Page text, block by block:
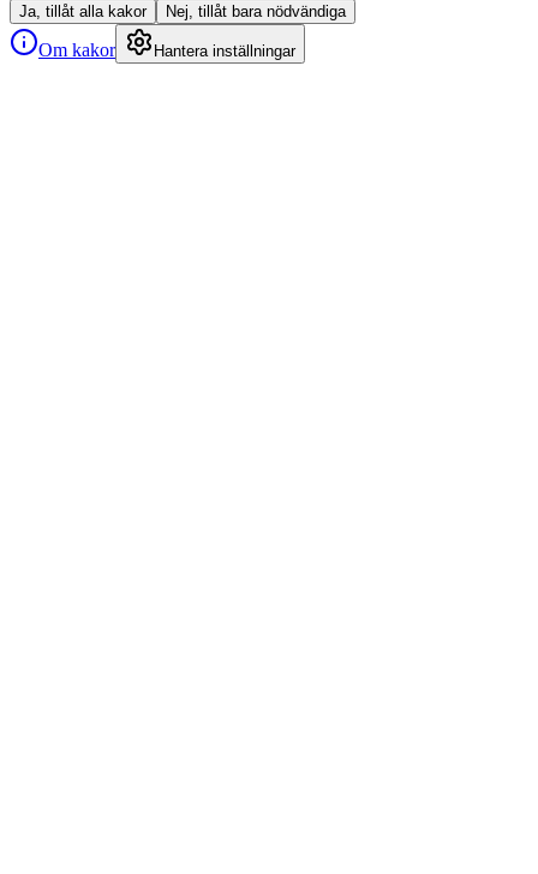
Ja, tillåt alla kakor Nej, tillåt bara nödvändiga
Om kakor Hantera inställningar